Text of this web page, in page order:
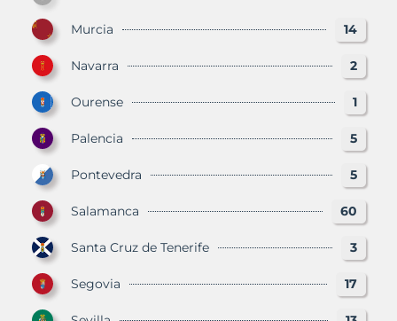
Murcia 14
Navarra 2
Ourense 1
Palencia 5
Pontevedra 5
Salamanca 60
Santa Cruz de Tenerife 3
Segovia 17